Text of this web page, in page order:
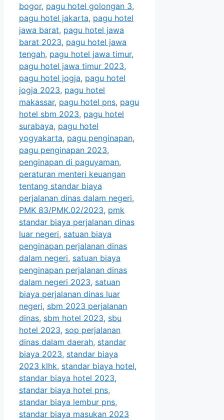
bogor, pagu hotel golongan 3,
pagu hotel jakarta, pagu hotel
jawa barat, pagu hotel jawa
barat 2023, pagu hotel jawa
tengah, pagu hotel jawa timur,
pagu hotel jawa timur 2023,
pagu hotel jogja, pagu hotel
jogja 2023, pagu hotel
makassar, pagu hotel pns, pagu
hotel sbm 2023, pagu hotel
surabaya, pagu hotel
yogyakarta, pagu penginapan,
pagu penginapan 2023,
penginapan di paguyaman,
peraturan menteri keuangan
tentang standar biaya
perjalanan dinas dalam negeri,
PMK 83/PMK.02/2023, pmk
standar biaya perjalanan dinas
luar negeri, satuan biaya
penginapan perjalanan dinas
dalam negeri, satuan biaya
penginapan perjalanan dinas
dalam negeri 2023, satuan
biaya perjalanan dinas luar
negeri, sbm 2023 perjalanan
dinas, sbm hotel 2023, sbu
hotel 2023, sop perjalanan
dinas dalam daerah, standar
biaya 2023, standar biaya
2023 klhk, standar biaya hotel,
standar biaya hotel 2023,
standar biaya hotel pns,
standar biaya lembur pns,
standar biaya masukan 2023